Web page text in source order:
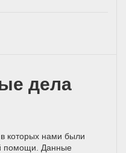
дела
которых нами были
помощи. Данные